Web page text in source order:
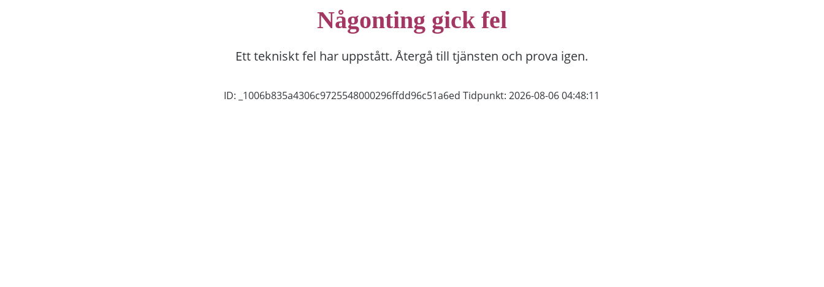
Någonting gick fel
Ett tekniskt fel har uppstått. Återgå till tjänsten och prova igen.
ID: _1006b835a4306c9725548000296ffdd96c51a6edTidpunkt: 2026-08-06 04:48:11